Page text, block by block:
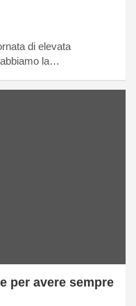
di elevata
la…
per avere sempre